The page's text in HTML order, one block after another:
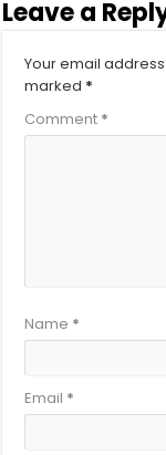
Leave a
Your email
marked *
Comment *
Name *
Email *